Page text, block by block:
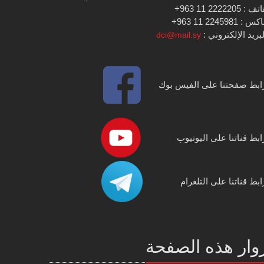
: 2222205 11 963+
: 2245981 11 963+
الإلكتروني : dci@mail.sy
صفحتنا على الفيس بوك
قناتنا على اليوتيوب
قناتنا على التلغرام
هذه الصفحة